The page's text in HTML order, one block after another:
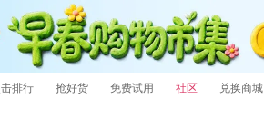
排行 抢好货 免费试用 社区 兑换商城